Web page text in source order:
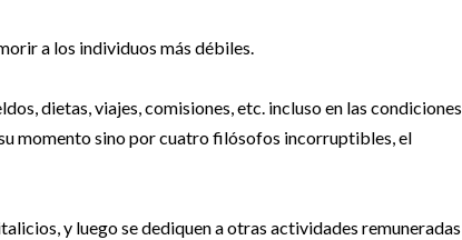
a los individuos más débiles.
dietas, viajes, comisiones, etc. incluso en las condiciones
momento sino por cuatro filósofos incorruptibles, el
y luego se dediquen a otras actividades remuneradas